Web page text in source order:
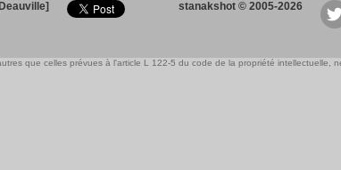
stanakshot © 2005-2026
que celles prévues à l'article L 122-5 du code de la propriété intellectuelle,